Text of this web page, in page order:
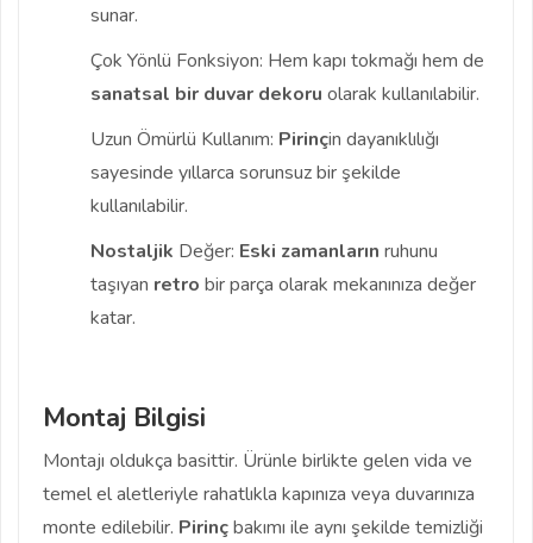
sunar.
Çok Yönlü Fonksiyon: Hem kapı tokmağı hem de
sanatsal bir duvar dekoru olarak kullanılabilir.
Uzun Ömürlü Kullanım: Pirinçin dayanıklılığı
sayesinde yıllarca sorunsuz bir şekilde
kullanılabilir.
Nostaljik Değer: Eski zamanların ruhunu
taşıyan retro bir parça olarak mekanınıza değer
katar.
Montaj Bilgisi
Montajı oldukça basittir. Ürünle birlikte gelen vida ve
temel el aletleriyle rahatlıkla kapınıza veya duvarınıza
monte edilebilir. Pirinçbakımı ile aynı şekilde temizliği